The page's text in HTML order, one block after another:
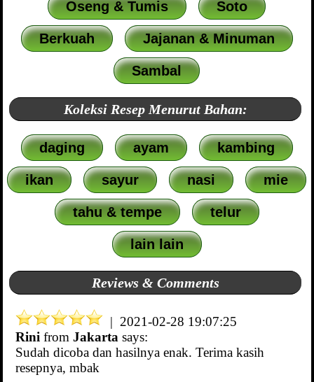
Oseng & Tumis Soto
Berkuah Jajanan & Minuman
Sambal
Koleksi Resep Menurut Bahan:
daging ayam kambing
ikan sayur nasi mie
tahu & tempe telur
lain lain
Reviews & Comments
| 2021-02-28 19:07:25
Rini from Jakarta says:
Sudah dicoba dan hasilnya enak. Terima kasih
resepnya, mbak